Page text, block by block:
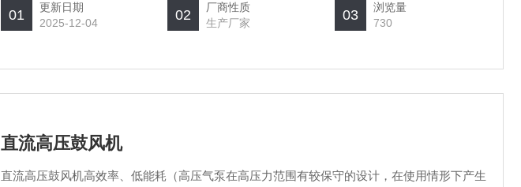
01
更新日期
2025-12-04
02
厂商性质
生产厂家
03
浏览量
730
直流高压鼓风机
直流高压鼓风机高效率、低能耗（高压气泵在高压力范围有较保守的设计，在使用情形下产生